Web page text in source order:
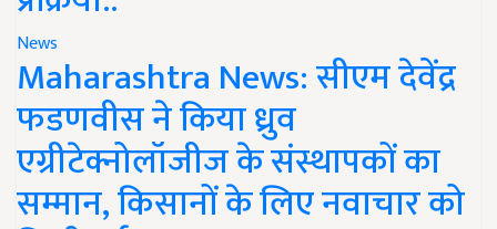
News
Maharashtra News: सीएम देवेंद्र
फडणवीस ने किया ध्रुव
एग्रीटेक्नोलॉजीज के संस्थापकों का
सम्मान, किसानों के लिए नवाचार को